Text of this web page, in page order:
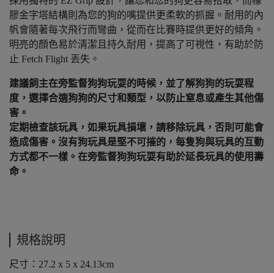
膠金字塔結構則為您的狗的嘴提供更柔軟的抓握。耐用的內
帆會隨著每次飛行而彎曲，從而在比賽時提供更好的傾角。
明亮的顏色易於清潔且持久耐用，提高了可視性，有助於防
止 Fetch Flight 丟失。
建議飼主在旁監督狗狗玩耍的時候，並了解狗狗的玩耍程
度，選擇合適狗狗的尺寸和類型，以防止窒息或產生其他傷
害。
定期檢查該玩具，如果玩具損壞，請移除玩具，否則可能會
造成傷害。沒有狗玩具是堅不可摧的，每隻狗與玩具的互動
方式都不一樣。在旁監督狗狗玩耍有助於延長玩具的使用壽
命。
規格說明
尺寸：27.2 x 5 x 24.13cm